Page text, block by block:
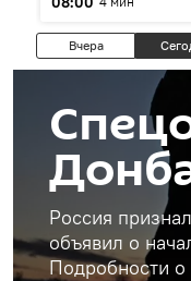
Вчера
Россия
объявил о
Подробности